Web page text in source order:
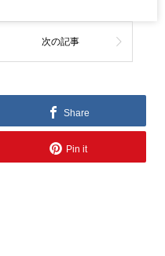
次の記事
Share
Pin it